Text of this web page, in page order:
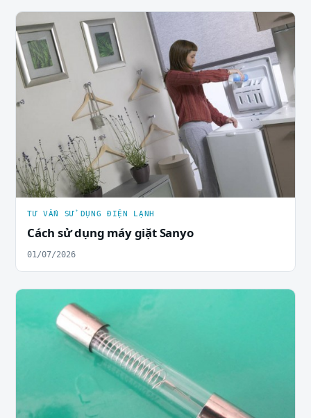
TƯ VẤN SỬ DỤNG ĐIỆN LẠNH
Cách sử dụng máy giặt Sanyo
01/07/2026